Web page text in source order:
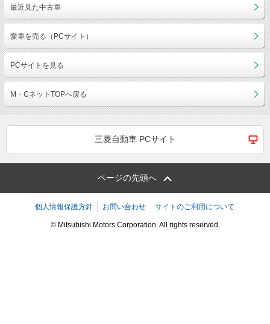
最近見た中古車
愛車を売る（PCサイト）
PCサイトを見る
M・CネットTOPへ戻る
三菱自動車 PCサイト
ページの先頭へ
個人情報保護方針 お問い合わせ サイトのご利用について
© Mitsubishi Motors Corporation. All rights reserved.